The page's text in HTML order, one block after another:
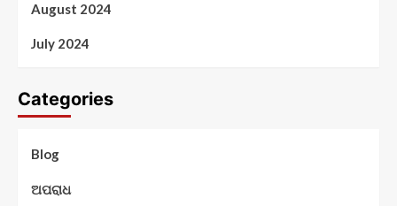
August 2024
July 2024
Categories
Blog
ଅପରାଧ